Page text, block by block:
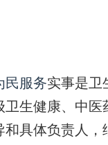
民服务实事是卫
生健康、中
具体负责人